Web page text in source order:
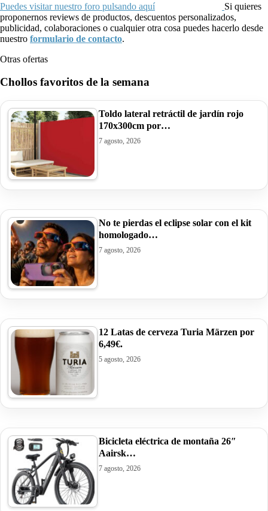
Puedes visitar nuestro foro pulsando aquí
Si quieres
proponernos reviews de productos, descuentos personalizados,
publicidad, colaboraciones o cualquier otra cosa puedes hacerlo desde
nuestro formulario de contacto.
Otras ofertas
Chollos favoritos de la semana
Toldo lateral retráctil de jardín rojo
170x300cm por…
7 agosto, 2026
No te pierdas el eclipse solar con el kit
homologado…
7 agosto, 2026
12 Latas de cerveza Turia Märzen por
6,49€.
5 agosto, 2026
Bicicleta eléctrica de montaña 26″
Aairsk…
7 agosto, 2026